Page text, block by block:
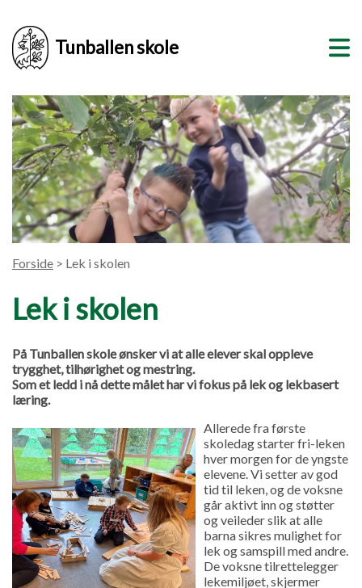
Tunballen skole
Forside > Lek i skolen
Lek i skolen
På Tunballen skole ønsker vi at alle elever skal oppleve
trygghet, tilhørighet og mestring.
Som et ledd i nå dette målet har vi fokus på lek og lekbasert
læring.
Allerede fra første
skoledag starter fri-leken
hver morgen for de yngste
elevene. Vi setter av god
tid til leken, og de voksne
går aktivt inn og støtter
og veileder slik at alle
barna sikres mulighet for
lek og samspill med andre.
De voksne tilrettelegger
lekemiljøet, skjermer